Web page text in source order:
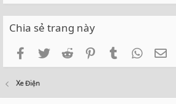
Chia sẻ trang này
FacebookTwitterReddit PinterestTumblr
Xe Điện